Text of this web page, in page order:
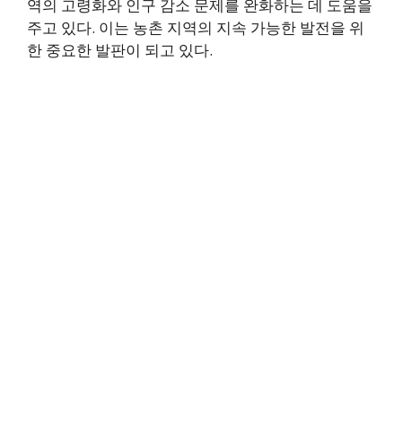
역의 고령화와 인구 감소 문제를 완화하는 데 도움을
주고 있다. 이는 농촌 지역의 지속 가능한 발전을 위
한 중요한 발판이 되고 있다.